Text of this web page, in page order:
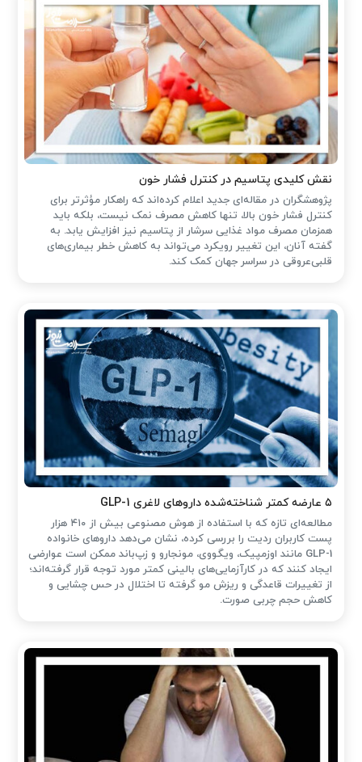
نقش کلیدی پتاسیم در کنترل فشار خون
پژوهشگران در مقاله‌ای جدید اعلام کرده‌اند که راهکار مؤثرتر برای
کنترل فشار خون بالا، تنها کاهش مصرف نمک نیست، بلکه باید
همزمان مصرف مواد غذایی سرشار از پتاسیم نیز افزایش یابد. به
گفته آنان، این تغییر رویکرد می‌تواند به کاهش خطر بیماری‌های
قلبی‌عروقی در سراسر جهان کمک کند.
۵ عارضه کمتر شناخته‌شده داروهای لاغری GLP-1
مطالعه‌ای تازه که با استفاده از هوش مصنوعی بیش از ۴۱۰ هزار
پست کاربران ردیت را بررسی کرده، نشان می‌دهد داروهای خانواده
GLP-1 مانند اوزمپیک، ویگووی، مونجارو و زپ‌باند ممکن است عوارضی
ایجاد کنند که در کارآزمایی‌های بالینی کمتر مورد توجه قرار گرفته‌اند؛
از تغییرات قاعدگی و ریزش مو گرفته تا اختلال در حس چشایی و
کاهش حجم چربی صورت.